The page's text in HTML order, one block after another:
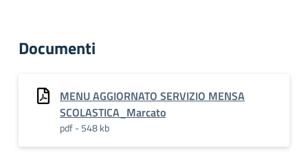
Documenti
MENU AGGIORNATO SERVIZIO MENSA
SCOLASTICA_Marcato
pdf - 548 kb